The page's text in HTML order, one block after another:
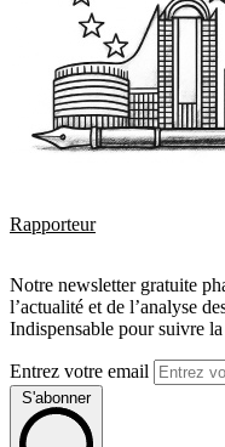
Rapporteur
Notre newsletter gratuite
l’actualité et de l’analyse
Indispensable pour suivre
Entrez votre email
S'abonner